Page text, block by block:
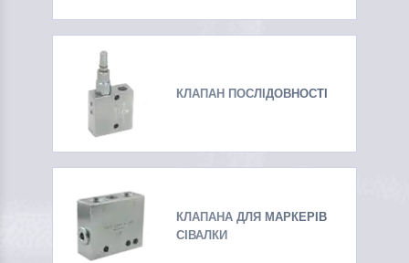
КЛАПАН ПОСЛІДОВНОСТІ
КЛАПАНА ДЛЯ МАРКЕРІВ
СІВАЛКИ